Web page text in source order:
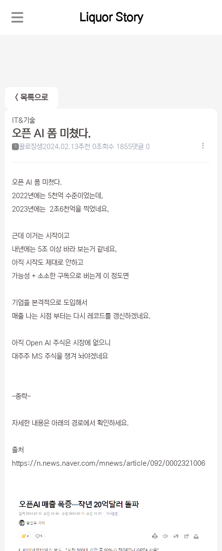
Liquor Story
< 목록으로
IT&기술
오픈 AI 폼 미쳤다.
1 꿀로장생2024.02.13추천 0조회수 1855댓글 0
오픈 AI 폼 미쳤다.
2022년에는 5천억 수준이었는데,
2023년에는 2조6천억을 찍었네요,
근데 이거는 시작이고
내년에는 5조 이상 바라 보는거 같네요,
아직 시작도 제대로 안하고
가능성 + 소소한 구독으로 버는게 이 정도면
기업들 본격적으로 도입해서
매출 나는 시점 부터는 다시 레코드를 갱신하겠네요.
아직 Open AI 주식은 시장에 없으니
대주주 MS 주식을 쟁겨 놔야겠네요
-중략-
자세한 내용은 아래의 경로에서 확인하세요.
출처
https://n.news.naver.com/mnews/article/092/0002321006